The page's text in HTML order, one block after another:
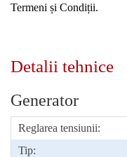
Termeni și Condiții.
Detalii tehnice
Generator
Reglarea tensiunii:
Tip: